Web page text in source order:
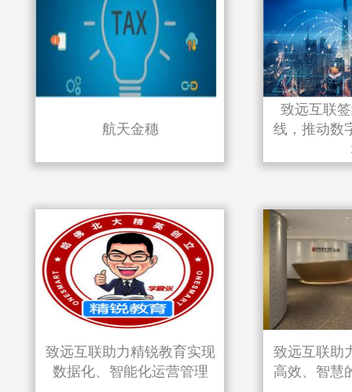
航天金穗
致远互联
线，推动数
致远互联助力精锐教育实现
数据化、智能化运营管理
致远互联助
高效、智慧